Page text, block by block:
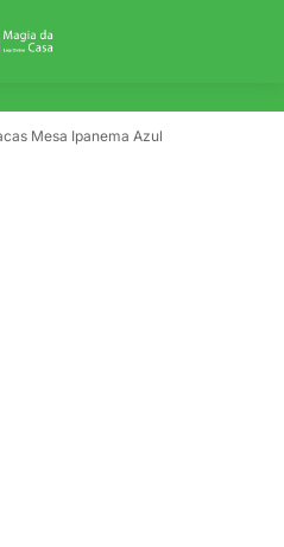
Mesa Ipanema Azul